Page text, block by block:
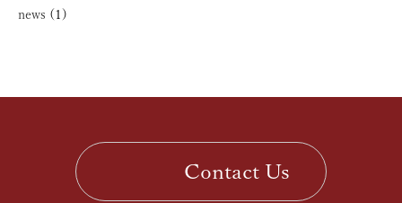
news (1)
Contact Us